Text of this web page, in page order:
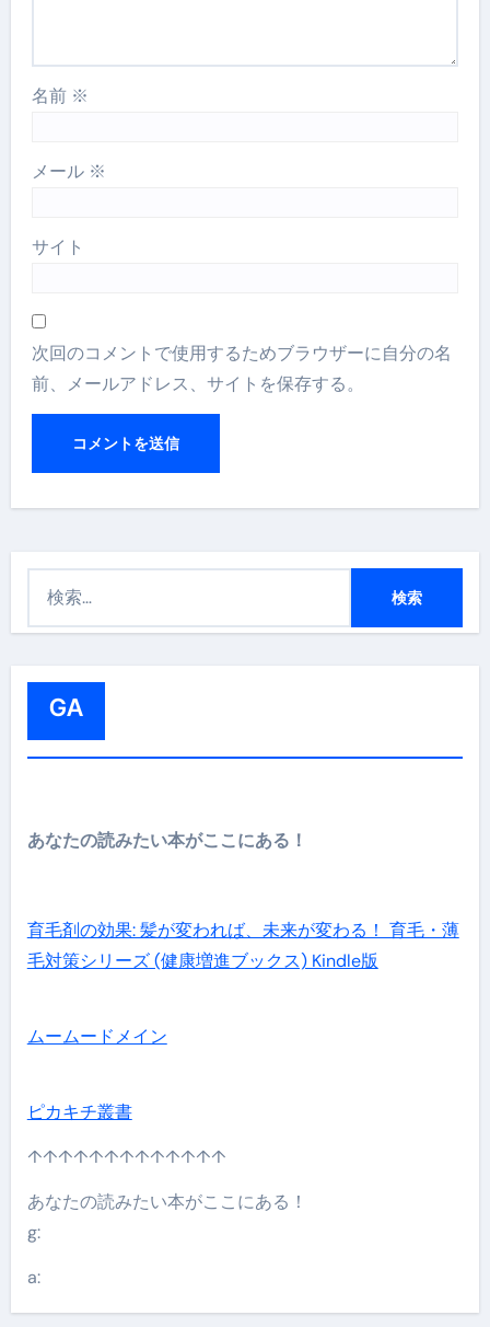
名前 ※
メール ※
サイト
次回のコメントで使用するためブラウザーに自分の名
前、メールアドレス、サイトを保存する。
GA
あなたの読みたい本がここにある！
育毛剤の効果: 髪が変われば、未来が変わる！ 育毛・薄
毛対策シリーズ (健康増進ブックス) Kindle版
ムームードメイン
ピカキチ叢書
↑↑↑↑↑↑↑↑↑↑↑↑↑
あなたの読みたい本がここにある！
g:
a: